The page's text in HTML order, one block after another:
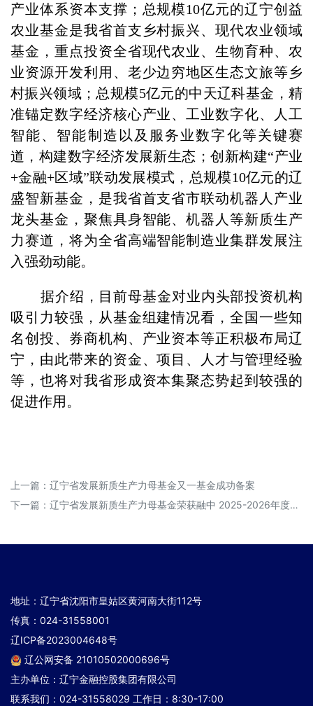
产业体系资本支撑；总规模10亿元的辽宁创益
农业基金是我省首支乡村振兴、现代农业领域
基金，重点投资全省现代农业、生物育种、农
业资源开发利用、老少边穷地区生态文旅等乡
村振兴领域；总规模5亿元的中天辽科基金，精
准锚定数字经济核心产业、工业数字化、人工
智能、智能制造以及服务业数字化等关键赛
道，构建数字经济发展新生态；创新构建“产业
+金融+区域”联动发展模式，总规模10亿元的辽
盛智新基金，是我省首支省市联动机器人产业
龙头基金，聚焦具身智能、机器人等新质生产
力赛道，将为全省高端智能制造业集群发展注
入强劲动能。
据介绍，目前母基金对业内头部投资机构
吸引力较强，从基金组建情况看，全国一些知
名创投、券商机构、产业资本等正积极布局辽
宁，由此带来的资金、项目、人才与管理经验
等，也将对我省形成资本集聚态势起到较强的
促进作用。
上一篇： 辽宁省发展新质生产力母基金又一基金成功备案
下一篇： 辽宁省发展新质生产力母基金荣获融中 2025-2026年度最佳省级政府投资基金
地址：辽宁省沈阳市皇姑区黄河南大街112号
传真：024-31558001
辽ICP备2023004648号
辽公网安备 21010502000696号
主办单位：辽宁金融控股集团有限公司
联系我们：024-31558029 工作日：8:30-17:00